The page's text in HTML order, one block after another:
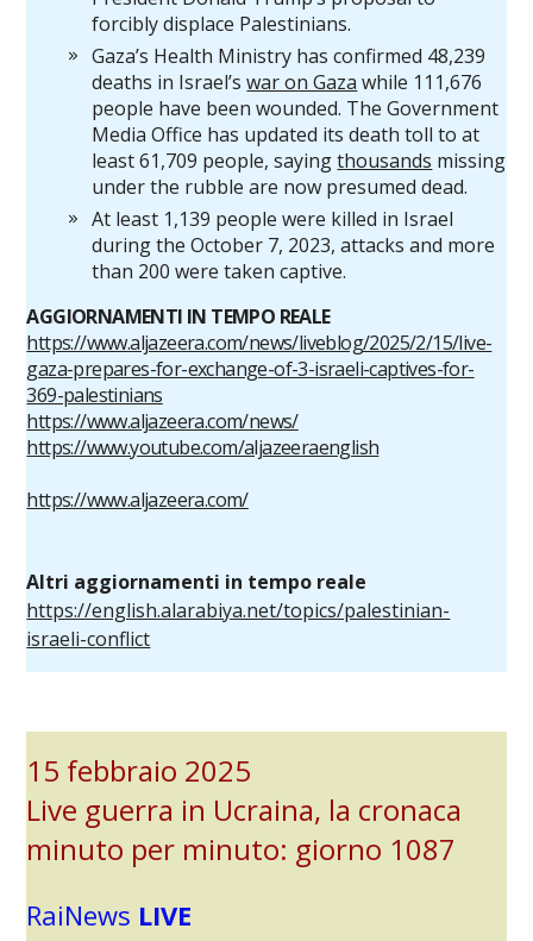
forcibly displace Palestinians.
Gaza’s Health Ministry has confirmed 48,239
deaths in Israel’swar on Gaza while 111,676
people have been wounded. The Government
Media Office has updated its death toll to at
least 61,709 people, sayingthousands missing
under the rubble are now presumed dead.
At least 1,139 people were killed in Israel
during the October 7, 2023, attacks and more
than 200 were taken captive.
AGGIORNAMENTI IN TEMPO REALE
https://www.aljazeera.com/news/liveblog/2025/2/15/live-
gaza-prepares-for-exchange-of-3-israeli-captives-for-
369-palestinians
https://www.aljazeera.com/news/
https://www.youtube.com/aljazeeraenglish
https://www.aljazeera.com/
Altri aggiornamenti in tempo reale
https://english.alarabiya.net/topics/palestinian-
israeli-conflict
15 febbraio 2025
Live guerra in Ucraina, la cronaca
minuto per minuto: giorno 1087
RaiNews LIVE